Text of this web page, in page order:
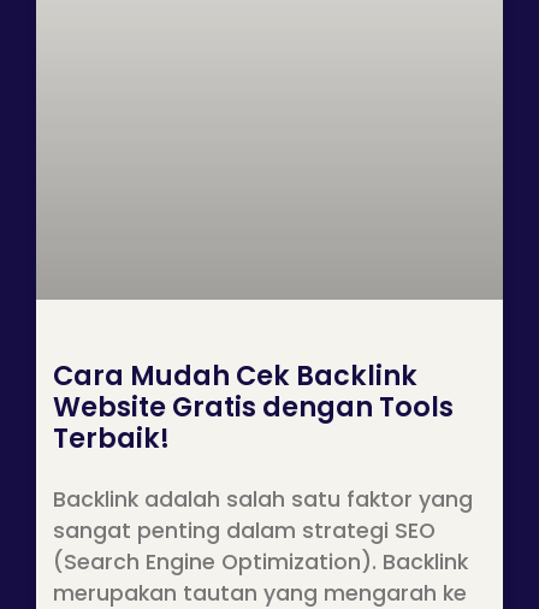
Cara Mudah Cek Backlink
Website Gratis dengan Tools
Terbaik!
Backlink adalah salah satu faktor yang
sangat penting dalam strategi SEO
(Search Engine Optimization). Backlink
merupakan tautan yang mengarah ke